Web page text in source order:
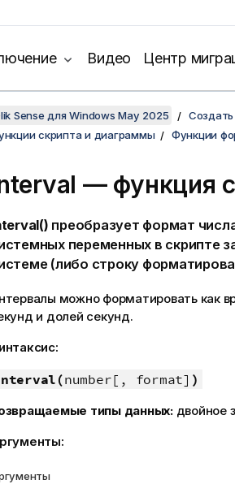
Видео Центр
Sense для Windows May 2025 Создать
скрипта и диаграммы
Функции
— функция
преобразует формат
переменных в скрипте
(либо строку
можно форматировать как
и долей секунд.
number[, format] )
типы данных: двойное